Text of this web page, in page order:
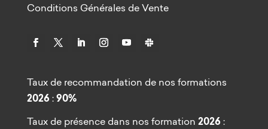
Conditions Générales de Vente
Taux de recommandation de nos formations
2026 :90%
Taux de présence dans nos formation 2026 :